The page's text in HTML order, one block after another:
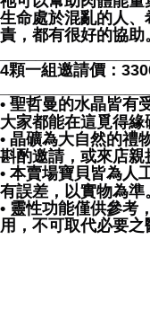
生命處於混亂的人
責，都有很好的協助
4顆一組邀請價：
• 聖哲曼的水晶皆有
大家都能在這覓得緣
• 晶礦為大自然的禮
斟酌邀請，或來店
• 本賣場寶貝皆為人
有誤差，以實物為準
• 靈性功能僅供參考
用，不可取代必要之